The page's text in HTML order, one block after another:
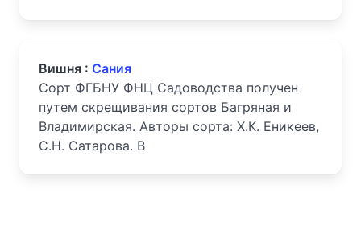
Вишня : Сания
Сорт ФГБНУ ФНЦ Садоводства получен
путем скрещивания сортов Багряная и
Владимирская. Авторы сорта: Х.К. Еникеев,
С.Н. Сатарова. В